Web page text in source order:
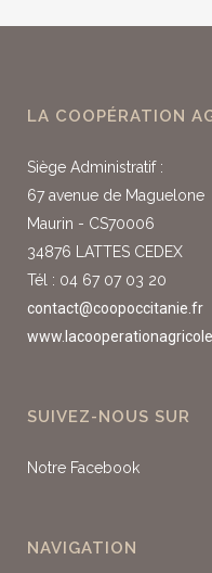
LA COOPÉRATION
Siège Administratif :
67 avenue de Maguelone
Maurin - CS70006
34876 LATTES CEDEX
Tél : 04 67 07 03 20
contact@coopoccitanie.fr
SUIVEZ-NOUS SUR
Notre Facebook
NAVIGATION